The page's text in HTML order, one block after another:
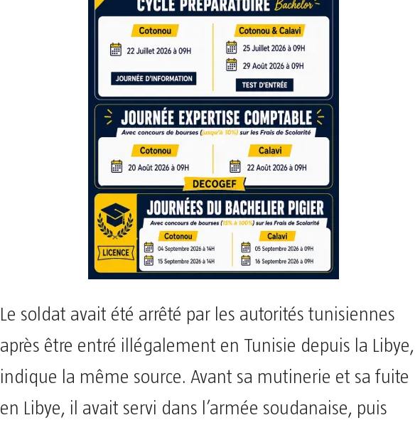
Le soldat avait été arrêté par les autorités tunisiennes
après être entré illégalement en Tunisie depuis la Libye,
indique la même source. Avant sa mutinerie et sa fuite
en Libye, il avait servi dans l’armée soudanaise, puis